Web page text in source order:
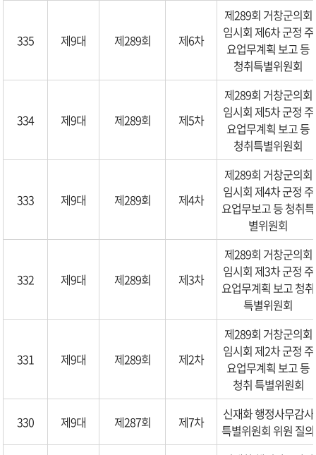
335 제9대 제289회 제6차
제289회 거창군의회
임시회 제6차 군정 주
요업무계획 보고 등
청취특별위원회
334 제9대 제289회 제5차
제289회 거창군의회
임시회 제5차 군정 주
요업무계획 보고 등
청취특별위원회
333 제9대 제289회 제4차
제289회 거창군의회
임시회 제4차 군정 주
요업무보고 등 청취특
별위원회
332 제9대 제289회 제3차
제289회 거창군의회
임시회 제3차 군정 주
요업무계획 보고 청취
특별위원회
331 제9대 제289회 제2차
제289회 거창군의회
임시회 제2차 군정 주
요업무계획 보고 등
청취 특별위원회
330 제9대 제287회 제7차
신재화 행정사무감사
특별위원회 위원 질의